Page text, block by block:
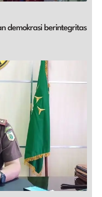
demokrasi berintegritas